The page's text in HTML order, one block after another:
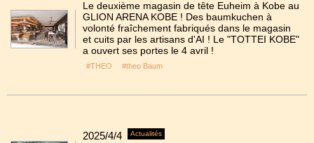
Le deuxième magasin de tête Euheim à Kobe au
GLION ARENA KOBE ! Des baumkuchen à
volonté fraîchement fabriqués dans le magasin
et cuits par les artisans d'AI ! Le "TOTTEI KOBE"
a ouvert ses portes le 4 avril !
#THEO #theo Baum
2025/4/4 Actualités